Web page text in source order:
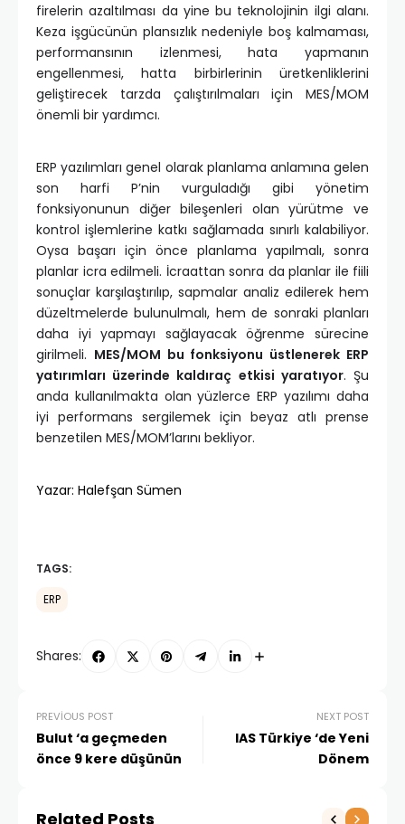
firelerin azaltılması da yine bu teknolojinin ilgi alanı.
Keza işgücünün plansızlık nedeniyle boş kalmaması,
performansının izlenmesi, hata yapmanın
engellenmesi, hatta birbirlerinin üretkenliklerini
geliştirecek tarzda çalıştırılmaları için MES/MOM
önemli bir yardımcı.
ERP yazılımları genel olarak planlama anlamına gelen
son harfi P’nin vurguladığı gibi yönetim
fonksiyonunun diğer bileşenleri olan yürütme ve
kontrol işlemlerine katkı sağlamada sınırlı kalabiliyor.
Oysa başarı için önce planlama yapılmalı, sonra
planlar icra edilmeli. İcraattan sonra da planlar ile fiili
sonuçlar karşılaştırılıp, sapmalar analiz edilerek hem
düzeltmelerde bulunulmalı, hem de sonraki planları
daha iyi yapmayı sağlayacak öğrenme sürecine
girilmeli. MES/MOM bu fonksiyonu üstlenerek ERP
yatırımları üzerinde kaldıraç etkisi yaratıyor. Şu
anda kullanılmakta olan yüzlerce ERP yazılımı daha
iyi performans sergilemek için beyaz atlı prense
benzetilen MES/MOM’larını bekliyor.
Yazar: Halefşan Sümen
TAGS:
ERP
Shares:
PREVIOUS POST
Bulut ‘a geçmeden
önce 9 kere düşünün
NEXT POST
IAS Türkiye ‘de Yeni
Dönem
Related Posts